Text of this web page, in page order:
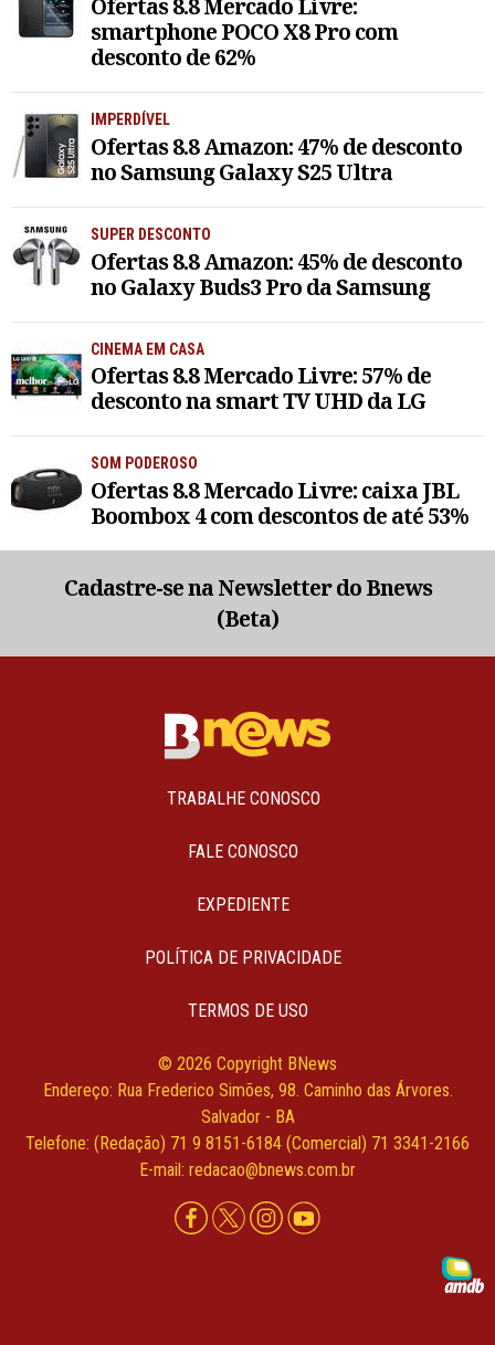
Ofertas 8.8 Mercado Livre:
smartphone POCO X8 Pro com
desconto de 62%
IMPERDÍVEL
Ofertas 8.8 Amazon: 47% de desconto
no Samsung Galaxy S25 Ultra
SUPER DESCONTO
Ofertas 8.8 Amazon: 45% de desconto
no Galaxy Buds3 Pro da Samsung
CINEMA EM CASA
Ofertas 8.8 Mercado Livre: 57% de
desconto na smart TV UHD da LG
SOM PODEROSO
Ofertas 8.8 Mercado Livre: caixa JBL
Boombox 4 com descontos de até 53%
Cadastre-se na Newsletter do Bnews
(Beta)
TRABALHE CONOSCO
FALE CONOSCO
EXPEDIENTE
POLÍTICA DE PRIVACIDADE
TERMOS DE USO
© 2026 Copyright BNews
Endereço: Rua Frederico Simões, 98. Caminho das Árvores.
Salvador - BA
Telefone: (Redação) 71 9 8151-6184 (Comercial) 71 3341-2166
E-mail: redacao@bnews.com.br